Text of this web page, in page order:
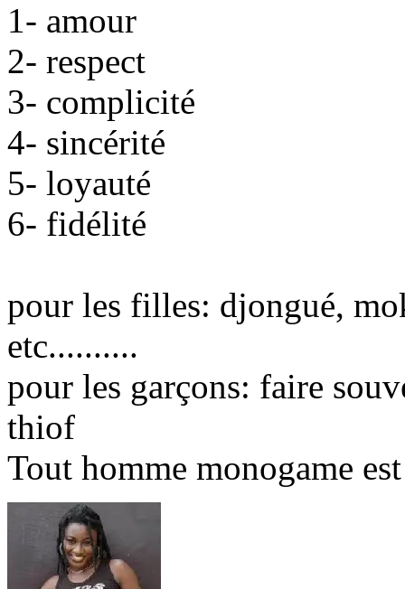
1- amour
2- respect
3- complicité
4- sincérité
5- loyauté
6- fidélité
pour les filles: djongué,
etc..........
pour les garçons: faire
thiof
Tout homme monogame